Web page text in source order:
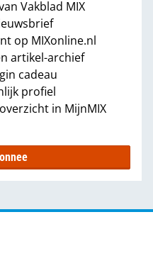
Vakblad MIX
op MIXonline.nl
artikel-archief
cadeau
profiel
in MijnMIX